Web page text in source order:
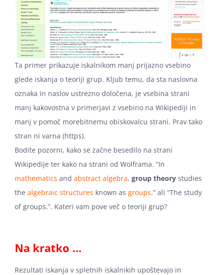
Ta primer prikazuje iskalnikom manj prijazno vsebino
glede iskanja o teoriji grup. Kljub temu, da sta naslovna
oznaka in naslov ustrezno določena, je vsebina strani
manj kakovostna v primerjavi z vsebino na Wikipediji in
manj v pomoč morebitnemu obiskovalcu strani. Prav tako
stran ni varna (https).
Bodite pozorni, kako se začne besedilo na strani
Wikipedije ter kako na strani od Wolframa. “In
mathematics and abstract algebra, group theory studies
the algebraic structures known as groups.” ali “The study
of groups.”. Kateri vam pove več o teoriji grup?
Na kratko …
Rezultati iskanja v spletnih iskalnikih upoštevajo in